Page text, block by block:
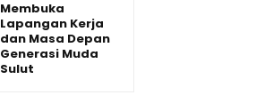
Membuka
Lapangan Kerja
dan Masa Depan
Generasi Muda
Sulut